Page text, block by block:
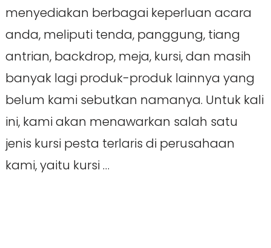
menyediakan berbagai keperluan acara
anda, meliputi tenda, panggung, tiang
antrian, backdrop, meja, kursi, dan masih
banyak lagi produk-produk lainnya yang
belum kami sebutkan namanya. Untuk kali
ini, kami akan menawarkan salah satu
jenis kursi pesta terlaris di perusahaan
kami, yaitu kursi …